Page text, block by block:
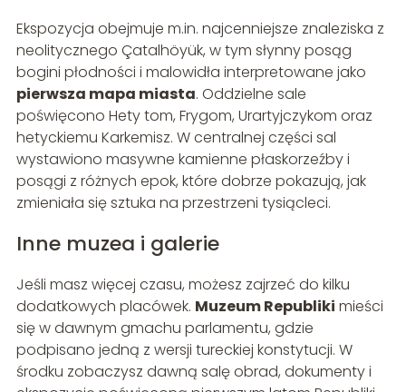
Ekspozycja obejmuje m.in. najcenniejsze znaleziska z
neolitycznego Çatalhöyük, w tym słynny posąg
bogini płodności i malowidła interpretowane jako
pierwsza mapa miasta. Oddzielne sale
poświęcono Hety tom, Frygom, Urartyjczykom oraz
hetyckiemu Karkemisz. W centralnej części sal
wystawiono masywne kamienne płaskorzeźby i
posągi z różnych epok, które dobrze pokazują, jak
zmieniała się sztuka na przestrzeni tysiącleci.
Inne muzea i galerie
Jeśli masz więcej czasu, możesz zajrzeć do kilku
dodatkowych placówek. Muzeum Republiki mieści
się w dawnym gmachu parlamentu, gdzie
podpisano jedną z wersji tureckiej konstytucji. W
środku zobaczysz dawną salę obrad, dokumenty i